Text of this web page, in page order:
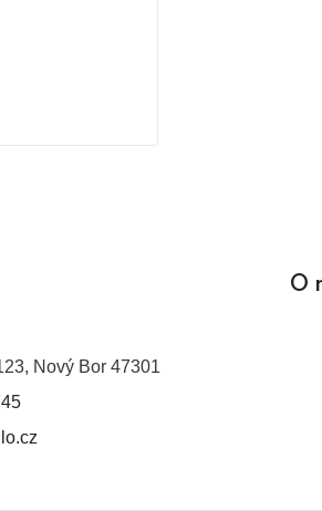
Nový Bor 47301
O